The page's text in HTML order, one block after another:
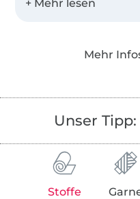
Stickdateien mit viel
als Set in mehreren
Zudem werden alle
Probeelfen fleißig
Shop einziehen.
Mehr
Unser
Stoffe